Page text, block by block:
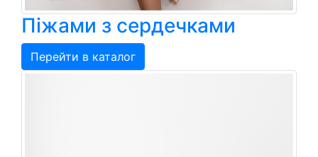
Піжами з сердечками
Перейти в каталог